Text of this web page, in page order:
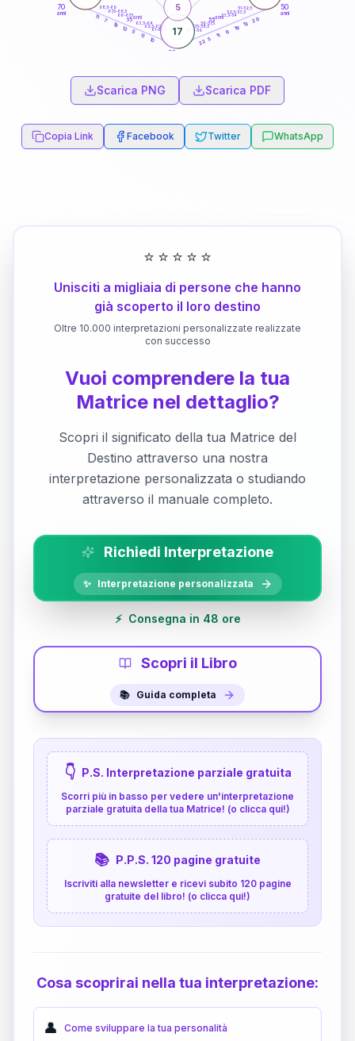
50
anni
60
70
anni
51-52,5
52,5-53,5
53,5-54
56-57,5
57,5-58,5
58,5-59
61-62,5
62,5-63,5
63,5-64
66-67,5
67,5-68,5
68,5-69
20
13
19
6
11
5
22
10
11
5
12
19
7
11
17
5
55anni
65anni
Scarica PNG Scarica PDF
Copia Link Facebook Twitter WhatsApp
⭐ ⭐ ⭐ ⭐ ⭐
Unisciti a migliaia di persone che hanno
già scoperto il loro destino
Oltre 10.000 interpretazioni personalizzate realizzate
con successo
Vuoi comprendere la tua
Matrice nel dettaglio?
Scopri il significato della tua Matrice del
Destino attraverso una nostra
interpretazione personalizzata o studiando
attraverso il manuale completo.
Richiedi Interpretazione
✨ Interpretazione personalizzata
⚡ Consegna in 48 ore
Scopri il Libro
📚 Guida completa
👇 P.S. Interpretazione parziale gratuita
Scorri più in basso per vedere un'interpretazione
parziale gratuita della tua Matrice! (o clicca qui!)
📚 P.P.S. 120 pagine gratuite
Iscriviti alla newsletter e ricevi subito 120 pagine
gratuite del libro! (o clicca qui!)
Cosa scoprirai nella tua interpretazione:
👤 Come sviluppare la tua personalità